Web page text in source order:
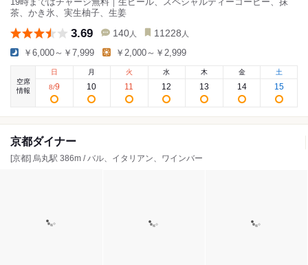
茶、かき氷、実生柚子、生姜
3.69 140 人 11228 人
￥6,000～￥7,999 ￥2,000～￥2,999
空席
情報
日
8/9
月
10
火
11
水
12
木
13
金
14
土
15
京都ダイナー
[京都] 烏丸駅 386m / バル、イタリアン、ワインバー